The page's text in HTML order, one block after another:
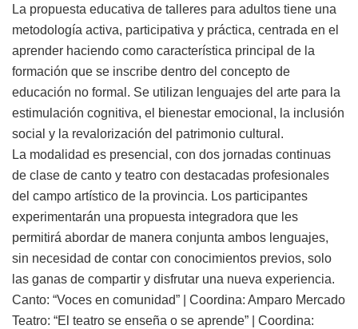
La propuesta educativa de talleres para adultos tiene una
metodología activa, participativa y práctica, centrada en el
aprender haciendo como característica principal de la
formación que se inscribe dentro del concepto de
educación no formal. Se utilizan lenguajes del arte para la
estimulación cognitiva, el bienestar emocional, la inclusión
social y la revalorización del patrimonio cultural.
La modalidad es presencial, con dos jornadas continuas
de clase de canto y teatro con destacadas profesionales
del campo artístico de la provincia. Los participantes
experimentarán una propuesta integradora que les
permitirá abordar de manera conjunta ambos lenguajes,
sin necesidad de contar con conocimientos previos, solo
las ganas de compartir y disfrutar una nueva experiencia.
Canto: “Voces en comunidad” | Coordina: Amparo Mercado
Teatro: “El teatro se enseña o se aprende” | Coordina: